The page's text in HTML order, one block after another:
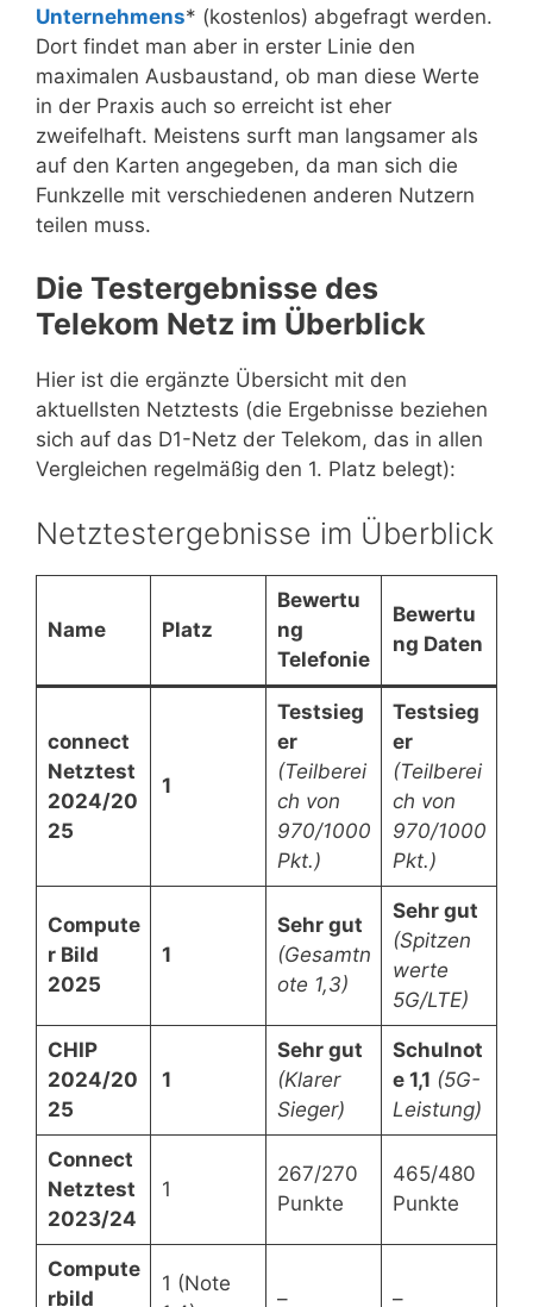
Unternehmens* (kostenlos) abgefragt werden.
Dort findet man aber in erster Linie den
maximalen Ausbaustand, ob man diese Werte
in der Praxis auch so erreicht ist eher
zweifelhaft. Meistens surft man langsamer als
auf den Karten angegeben, da man sich die
Funkzelle mit verschiedenen anderen Nutzern
teilen muss.
Die Testergebnisse des
Telekom Netz im Überblick
Hier ist die ergänzte Übersicht mit den
aktuellsten Netztests (die Ergebnisse beziehen
sich auf das D1-Netz der Telekom, das in allen
Vergleichen regelmäßig den 1. Platz belegt):
Netztestergebnisse im Überblick
Name Platz
Bewertu
ng
Telefonie
Bewertu
ng Daten
connect
Netztest
2024/20
25
1
Testsieg
er
(Teilberei
ch von
970/1000
Pkt.)
Testsieg
er
(Teilberei
ch von
970/1000
Pkt.)
Compute
r Bild
2025
1
Sehr gut
(Gesamtn
ote 1,3)
Sehr gut
(Spitzen
werte
5G/LTE)
CHIP
2024/20
25
1
Sehr gut
(Klarer
Sieger)
Schulnot
e 1,1 (5G-
Leistung)
Connect
Netztest
2023/24
1
267/270
Punkte
465/480
Punkte
Compute
rbild
1 (Note
– –